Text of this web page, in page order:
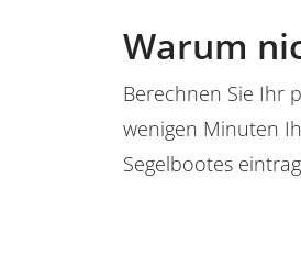
Warum
Berechnen Sie Ihr
wenigen Minuten
Segelbootes